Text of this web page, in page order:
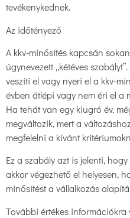
tevékenykednek.
Az időtényező
A kkv-minősítés kapcsán
úgynevezett „kétéves
veszíti el vagy nyeri el a kkv-
évben átlépi vagy nem éri el a
Ha tehát van egy kiugró év,
megváltozik, mert a
megfelelni a kívánt
Ez a szabály azt is jelenti,
akkor végezhető el helyesen,
minősítést a vállalkozás
További értékes információkra